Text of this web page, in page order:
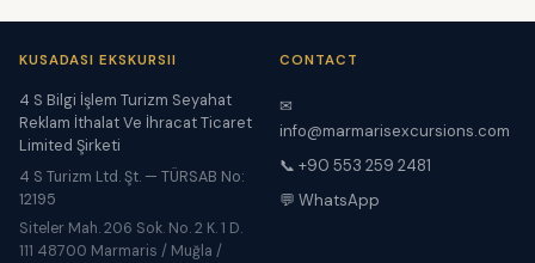
KUSADASI EKSKURSII
4 S Bilgi İşlem Turizm Seyahat
Reklam İthalat Ve İhracat Ticaret
Limited Şirketi
4 S Turizm Ltd. Şt. — TÜRSAB No:
12195
Siteler Mah. 206 Sok. No. 2 K. 1 D.
111 48700 Marmaris / Muğla /
CONTACT
✉
info@marmarisexcursions.com
📞 +90 553 259 2481
💬 WhatsApp